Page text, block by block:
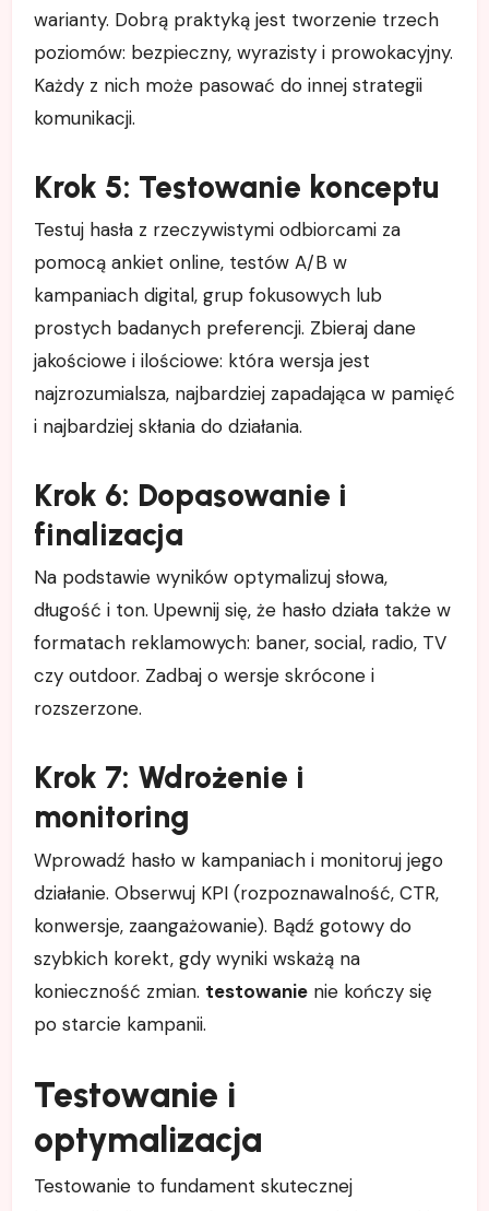
warianty. Dobrą praktyką jest tworzenie trzech
poziomów: bezpieczny, wyrazisty i prowokacyjny.
Każdy z nich może pasować do innej strategii
komunikacji.
Krok 5: Testowanie konceptu
Testuj hasła z rzeczywistymi odbiorcami za
pomocą ankiet online, testów A/B w
kampaniach digital, grup fokusowych lub
prostych badanych preferencji. Zbieraj dane
jakościowe i ilościowe: która wersja jest
najzrozumialsza, najbardziej zapadająca w pamięć
i najbardziej skłania do działania.
Krok 6: Dopasowanie i
finalizacja
Na podstawie wyników optymalizuj słowa,
długość i ton. Upewnij się, że hasło działa także w
formatach reklamowych: baner, social, radio, TV
czy outdoor. Zadbaj o wersje skrócone i
rozszerzone.
Krok 7: Wdrożenie i
monitoring
Wprowadź hasło w kampaniach i monitoruj jego
działanie. Obserwuj KPI (rozpoznawalność, CTR,
konwersje, zaangażowanie). Bądź gotowy do
szybkich korekt, gdy wyniki wskażą na
konieczność zmian. testowanienie kończy się
po starcie kampanii.
Testowanie i
optymalizacja
Testowanie to fundament skutecznej